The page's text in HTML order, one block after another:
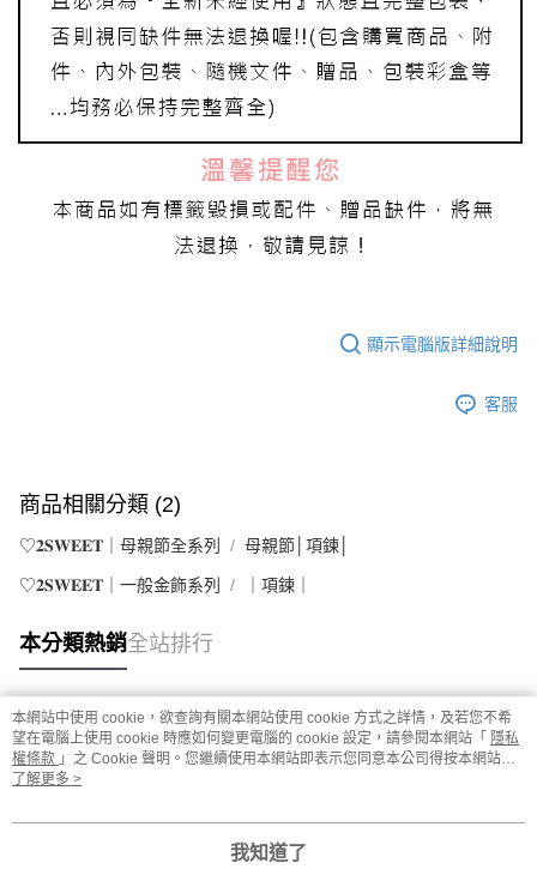
顯示電腦版詳細說明
客服
商品相關分類 (2)
♡𝟐𝐒𝐖𝐄𝐄𝐓｜母親節全系列 母親節│項鍊│
♡𝟐𝐒𝐖𝐄𝐄𝐓｜一般金飾系列 ｜項鍊｜
本分類熱銷全站排行
熱門標籤
本網站中使用 cookie，欲查詢有關本網站使用 cookie 方式之詳情，及若您不希
望在電腦上使用 cookie 時應如何變更電腦的 cookie 設定，請參閱本網站「 隱私
權條款 」之 Cookie 聲明。您繼續使用本網站即表示您同意本公司得按本網站使
用條款之 Cookie 聲明使用 cookie。
了解更多 >
我知道了